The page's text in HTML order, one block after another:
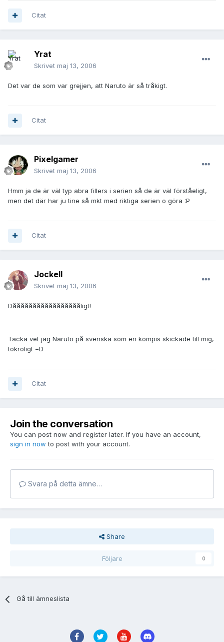
Citat
Yrat
Skrivet maj 13, 2006
Det var de som var grejjen, att Naruto är så tråkigt.
Citat
Pixelgamer
Skrivet maj 13, 2006
Hmm ja de är väl typ abra fillers i serien så de är väl förståeligt,
men det där har ju tine så mkt med riktiga serien o göra :P
Citat
JockeII
Skrivet maj 13, 2006
Dåååååååååååååååååligt!
Tacka vet jag Naruto på svenska som en kompis skickade till mig,
tokroligt =D
Citat
Join the conversation
You can post now and register later. If you have an account,
sign in now to post with your account.
Svara på detta ämne…
Share
Följare 0
Gå till ämneslista